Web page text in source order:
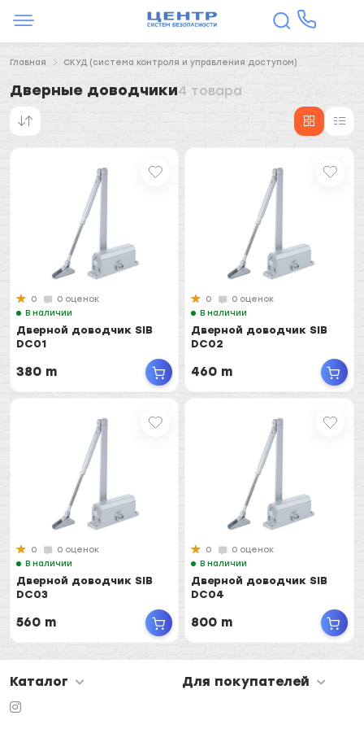
Главная СКУД (система контроля и управления доступом)
Дверные доводчики4 товара
0
0 оценок
В наличии
Дверной доводчик SIB
DC01
380 m
0
0 оценок
В наличии
Дверной доводчик SIB
DC02
460 m
0
0 оценок
В наличии
Дверной доводчик SIB
DC03
560 m
0
0 оценок
В наличии
Дверной доводчик SIB
DC04
800 m
Каталог Для покупателей